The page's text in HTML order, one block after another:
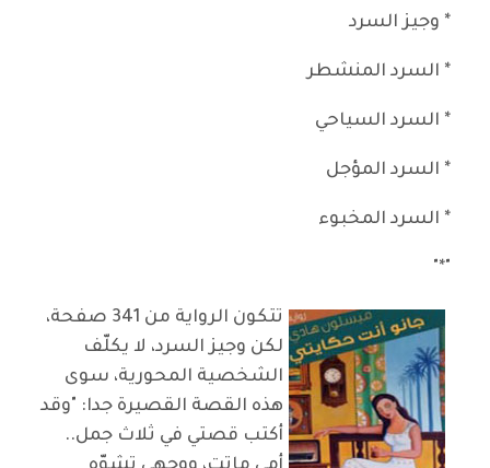
* وجيز السرد
* السرد المنشطر
* السرد السياحي
* السرد المؤجل
* السرد المخبوء
"*"
تتكون الرواية من 341 صفحة،
لكن وجيز السرد، لا يكلّف
الشخصية المحورية، سوى
هذه القصة القصيرة جدا: "وقد
أكتب قصتي في ثلاث جمل..